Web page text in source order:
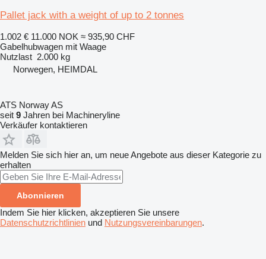
Pallet jack with a weight of up to 2 tonnes
1.002 € 11.000 NOK ≈ 935,90 CHF
Gabelhubwagen mit Waage
Nutzlast 2.000 kg
Norwegen, HEIMDAL
ATS Norway AS
seit 9 Jahren bei Machineryline
Verkäufer kontaktieren
Melden Sie sich hier an, um neue Angebote aus dieser Kategorie zu
erhalten
Abonnieren
Indem Sie hier klicken, akzeptieren Sie unsere
Datenschutzrichtlinien und Nutzungsvereinbarungen.